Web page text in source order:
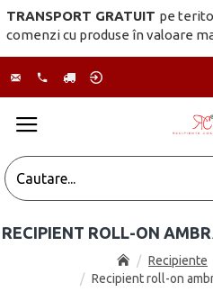
TRANSPORT GRATUIT pe
comenzi cu produse în valoare
Recipiente
Recipient roll-on
RECIPIENT ROLL-ON